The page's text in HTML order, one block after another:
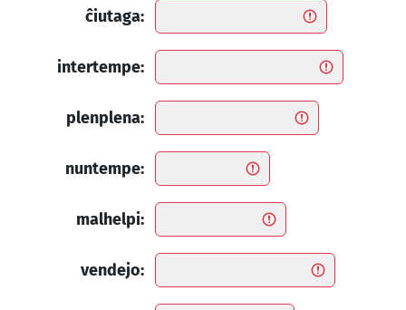
ĉiutaga:
intertempe:
plenplena:
nuntempe:
malhelpi:
vendejo: